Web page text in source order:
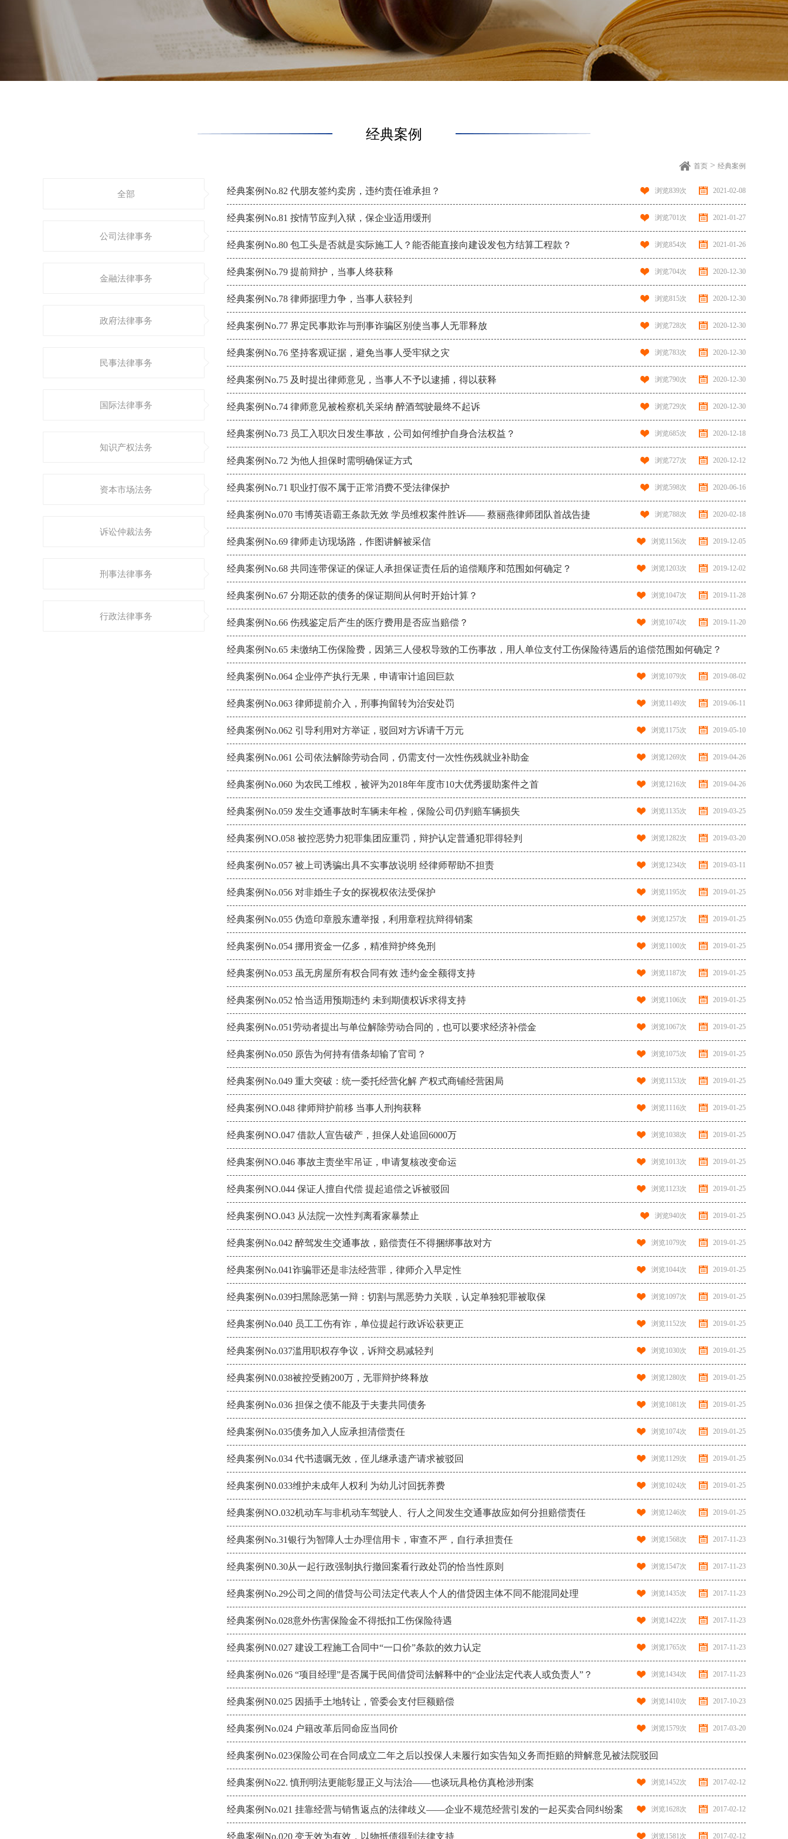
经典案例
首页 > 经典案例
全部
公司法律事务
金融法律事务
政府法律事务
民事法律事务
国际法律事务
知识产权法务
资本市场法务
诉讼仲裁法务
刑事法律事务
行政法律事务
经典案例No.82 代朋友签约卖房，违约责任谁承担？ 浏览839次 2021-02-08
经典案例No.81 按情节应判入狱，保企业适用缓刑 浏览701次 2021-01-27
经典案例No.80 包工头是否就是实际施工人？能否能直接向建设发包方结算工程款？ 浏览854次 2021-01-26
经典案例No.79 提前辩护，当事人终获释 浏览704次 2020-12-30
经典案例No.78 律师据理力争，当事人获轻判 浏览815次 2020-12-30
经典案例No.77 界定民事欺诈与刑事诈骗区别使当事人无罪释放 浏览728次 2020-12-30
经典案例No.76 坚持客观证据，避免当事人受牢狱之灾 浏览783次 2020-12-30
经典案例No.75 及时提出律师意见，当事人不予以逮捕，得以获释 浏览790次 2020-12-30
经典案例No.74 律师意见被检察机关采纳 醉酒驾驶最终不起诉 浏览729次 2020-12-30
经典案例No.73 员工入职次日发生事故，公司如何维护自身合法权益？ 浏览685次 2020-12-18
经典案例No.72 为他人担保时需明确保证方式 浏览727次 2020-12-12
经典案例No.71 职业打假不属于正常消费不受法律保护 浏览598次 2020-06-16
经典案例No.070 韦博英语霸王条款无效 学员维权案件胜诉—— 蔡丽燕律师团队首战告捷 浏览788次 2020-02-18
经典案例No.69 律师走访现场路，作图讲解被采信 浏览1156次 2019-12-05
经典案例No.68 共同连带保证的保证人承担保证责任后的追偿顺序和范围如何确定？ 浏览1203次 2019-12-02
经典案例No.67 分期还款的债务的保证期间从何时开始计算？ 浏览1047次 2019-11-28
经典案例No.66 伤残鉴定后产生的医疗费用是否应当赔偿？ 浏览1074次 2019-11-20
经典案例No.65 未缴纳工伤保险费，因第三人侵权导致的工伤事故，用人单位支付工伤保险待遇后的追偿范围如何确定？
浏览1162次 2019-11-15
经典案例No.064 企业停产执行无果，申请审计追回巨款 浏览1079次 2019-08-02
经典案例No.063 律师提前介入，刑事拘留转为治安处罚 浏览1149次 2019-06-11
经典案例No.062 引导利用对方举证，驳回对方诉请千万元 浏览1175次 2019-05-10
经典案例No.061 公司依法解除劳动合同，仍需支付一次性伤残就业补助金 浏览1269次 2019-04-26
经典案例No.060 为农民工维权，被评为2018年年度市10大优秀援助案件之首 浏览1216次 2019-04-26
经典案例No.059 发生交通事故时车辆未年检，保险公司仍判赔车辆损失 浏览1135次 2019-03-25
经典案例NO.058 被控恶势力犯罪集团应重罚，辩护认定普通犯罪得轻判 浏览1282次 2019-03-20
经典案例No.057 被上司诱骗出具不实事故说明 经律师帮助不担责 浏览1234次 2019-03-11
经典案例No.056 对非婚生子女的探视权依法受保护 浏览1195次 2019-01-25
经典案例No.055 伪造印章股东遭举报，利用章程抗辩得销案 浏览1257次 2019-01-25
经典案例No.054 挪用资金一亿多，精准辩护终免刑 浏览1100次 2019-01-25
经典案例No.053 虽无房屋所有权合同有效 违约金全额得支持 浏览1187次 2019-01-25
经典案例No.052 恰当适用预期违约 未到期债权诉求得支持 浏览1106次 2019-01-25
经典案例No.051劳动者提出与单位解除劳动合同的，也可以要求经济补偿金 浏览1067次 2019-01-25
经典案例No.050 原告为何持有借条却输了官司？ 浏览1075次 2019-01-25
经典案例No.049 重大突破：统一委托经营化解 产权式商铺经营困局 浏览1153次 2019-01-25
经典案例NO.048 律师辩护前移 当事人刑拘获释 浏览1116次 2019-01-25
经典案例NO.047 借款人宣告破产，担保人处追回6000万 浏览1038次 2019-01-25
经典案例NO.046 事故主责坐牢吊证，申请复核改变命运 浏览1013次 2019-01-25
经典案例NO.044 保证人擅自代偿 提起追偿之诉被驳回 浏览1123次 2019-01-25
经典案例NO.043 从法院一次性判离看家暴禁止 浏览940次 2019-01-25
经典案例No.042 醉驾发生交通事故，赔偿责任不得捆绑事故对方 浏览1079次 2019-01-25
经典案例No.041诈骗罪还是非法经营罪，律师介入早定性 浏览1044次 2019-01-25
经典案例No.039扫黑除恶第一辩：切割与黑恶势力关联，认定单独犯罪被取保 浏览1097次 2019-01-25
经典案例No.040 员工工伤有诈，单位提起行政诉讼获更正 浏览1152次 2019-01-25
经典案例No.037滥用职权存争议，诉辩交易减轻判 浏览1030次 2019-01-25
经典案例N0.038被控受贿200万，无罪辩护终释放 浏览1280次 2019-01-25
经典案例No.036 担保之债不能及于夫妻共同债务 浏览1081次 2019-01-25
经典案例No.035债务加入人应承担清偿责任 浏览1074次 2019-01-25
经典案例No.034 代书遗嘱无效，侄儿继承遗产请求被驳回 浏览1129次 2019-01-25
经典案例N0.033维护未成年人权利 为幼儿讨回抚养费 浏览1024次 2019-01-25
经典案例NO.032机动车与非机动车驾驶人、行人之间发生交通事故应如何分担赔偿责任 浏览1246次 2019-01-25
经典案例No.31银行为智障人士办理信用卡，审查不严，自行承担责任 浏览1568次 2017-11-23
经典案例N0.30从一起行政强制执行撤回案看行政处罚的恰当性原则 浏览1547次 2017-11-23
经典案例No.29公司之间的借贷与公司法定代表人个人的借贷因主体不同不能混同处理 浏览1435次 2017-11-23
经典案例No.028意外伤害保险金不得抵扣工伤保险待遇 浏览1422次 2017-11-23
经典案例N0.027 建设工程施工合同中“一口价”条款的效力认定 浏览1765次 2017-11-23
经典案例No.026 “项目经理”是否属于民间借贷司法解释中的“企业法定代表人或负责人”？ 浏览1434次 2017-11-23
经典案例N0.025 因插手土地转让，管委会支付巨额赔偿 浏览1410次 2017-10-23
经典案例No.024 户籍改革后同命应当同价 浏览1579次 2017-03-20
经典案例No.023保险公司在合同成立二年之后以投保人未履行如实告知义务而拒赔的辩解意见被法院驳回
浏览1485次 2017-03-20
经典案例No22. 慎刑明法更能彰显正义与法治——也谈玩具枪仿真枪涉刑案 浏览1452次 2017-02-12
经典案例No.021 挂靠经营与销售返点的法律歧义——企业不规范经营引发的一起买卖合同纠纷案 浏览1628次 2017-02-12
经典案例No.020 变无效为有效，以物抵债得到法律支持 浏览1581次 2017-02-12